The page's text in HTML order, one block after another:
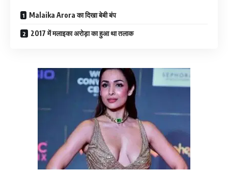
Malaika Arora का दिखा बेबी बंप
2017 में मलाइका अरोड़ा का हुआ था तलाक